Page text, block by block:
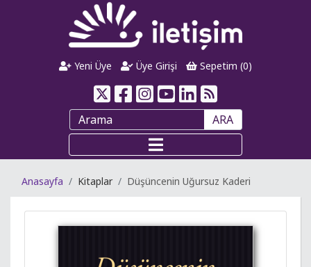
Yeni Üye Üye Girişi Sepetim (0)
ARA
Anasayfa Kitaplar Düşüncenin Uğursuz Kaderi